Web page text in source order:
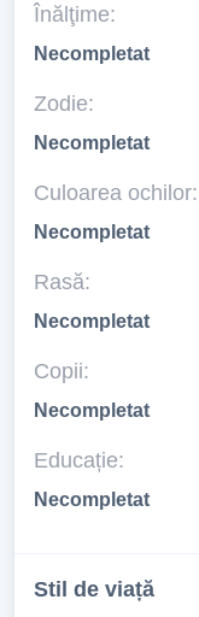
Înălţime:
Necompletat
Zodie:
Necompletat
Culoarea ochilor:
Necompletat
Rasă:
Necompletat
Copii:
Necompletat
Educație:
Necompletat
Stil de viață